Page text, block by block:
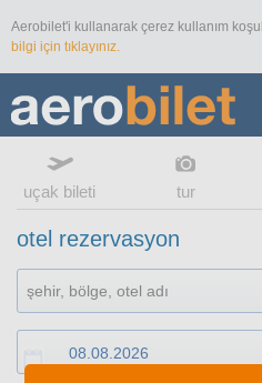
Aerobilet'i kullanarak çerez kullanım
bilgi için tıklayınız.
uçak bileti tur
otel rezervasyon